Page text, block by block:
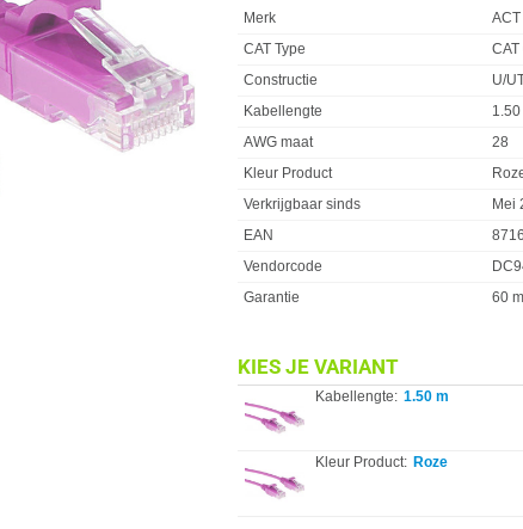
Eigenschap
Merk
ACT
CAT Type
CAT
Constructie
U/
Kabellengte
1.50
AWG maat
28
Kleur Product
Verkrijgbaar sinds
Mei
EAN
Vendorcode
Garantie
60
KIES JE VARIANT
Kabellengte: 1.50 m
Kleur Product: Roze